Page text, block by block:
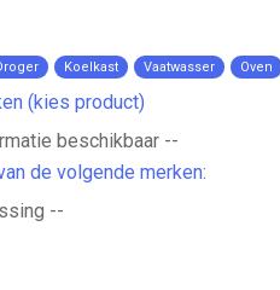
Koelkast Vaatwasser Oven
(kies product)
beschikbaar --
de volgende merken:
--